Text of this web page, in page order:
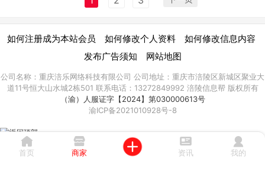
如何注册成为本站会员 如何修改个人资料 如何修改信息内容
发布广告须知
网站地图
公司名称：重庆涪乐网络科技有限公司 公司地址：重庆市涪陵区新城区聚业大
道11号恒大山水城2栋501 联系电话：13272849992 涪陵信息帮 版权所有
（渝）人服证字【2024】第030000613号
渝ICP备2021010928号-8
首页 商家 资讯 我的